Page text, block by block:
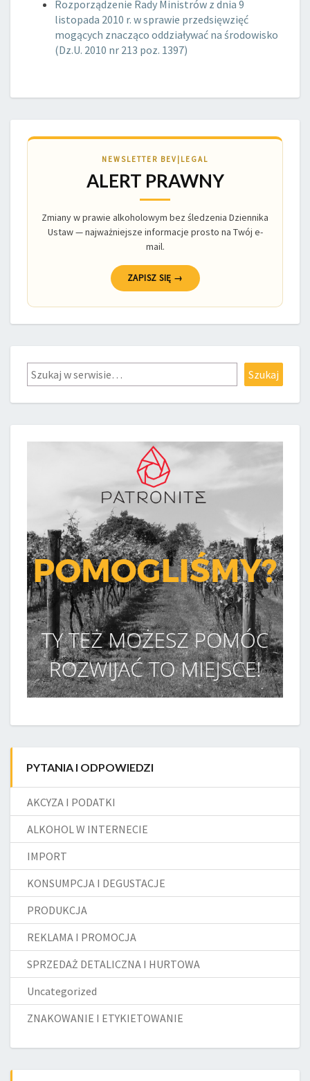
Rozporządzenie Rady Ministrów z dnia 9
listopada 2010 r. w sprawie przedsięwzięć
mogących znacząco oddziaływać na środowisko
(Dz.U. 2010 nr 213 poz. 1397)
NEWSLETTER BEV|LEGAL
ALERT PRAWNY
Zmiany w prawie alkoholowym bez śledzenia Dziennika
Ustaw — najważniejsze informacje prosto na Twój e-
mail.
ZAPISZ SIĘ →
Szukaj Szukaj
PYTANIA I ODPOWIEDZI
AKCYZA I PODATKI
ALKOHOL W INTERNECIE
IMPORT
KONSUMPCJA I DEGUSTACJE
PRODUKCJA
REKLAMA I PROMOCJA
SPRZEDAŻ DETALICZNA I HURTOWA
Uncategorized
ZNAKOWANIE I ETYKIETOWANIE